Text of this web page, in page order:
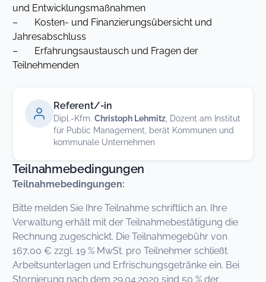
und Entwicklungsmaßnahmen
– Kosten- und Finanzierungsübersicht und
Jahresabschluss
– Erfahrungsaustausch und Fragen der
Teilnehmenden
Referent/-in
Dipl.-Kfm. Christoph Lehmitz , Dozent am Institut
für Public Management, berät Kommunen und
kommunale Unternehmen
Teilnahmebedingungen
Teilnahmebedingungen:
Bitte melden Sie Ihre Teilnahme schriftlich an. Ihre
Verwaltung erhält mit der Teilnahmebestätigung die
Rechnung zugeschickt. Die Teilnahmegebühr von
167,00 € zzgl. 19 % MwSt. pro Teilnehmer schließt
Arbeitsunterlagen und Erfrischungsgetränke ein. Bei
Stornierung nach dem 29.04.2020 sind 50 % der